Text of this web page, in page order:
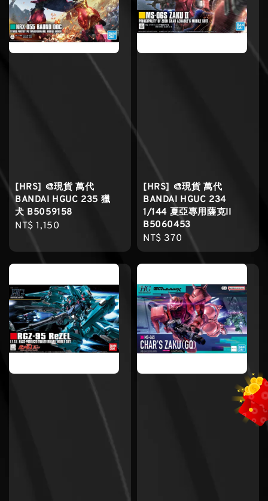
[HRS] 🎨現貨 萬代
BANDAI HGUC 235 獵
犬 B5059158
Regular
NT$ 1,150
[HRS] 🎨現貨 萬代
BANDAI HGUC 234
1/144 夏亞專用薩克II
B5060453
Regular
price
NT$ 370